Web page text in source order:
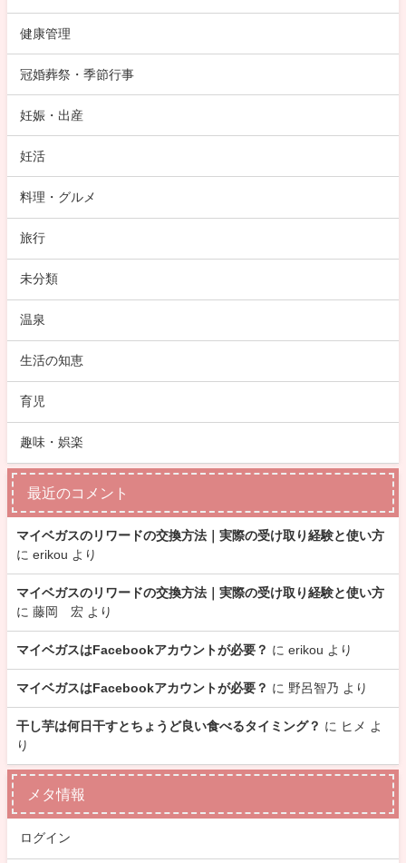
健康管理
冠婚葬祭・季節行事
妊娠・出産
妊活
料理・グルメ
旅行
未分類
温泉
生活の知恵
育児
趣味・娯楽
最近のコメント
マイベガスのリワードの交換方法｜実際の受け取り経験と使い方
に erikou より
マイベガスのリワードの交換方法｜実際の受け取り経験と使い方
に 藤岡 宏 より
マイベガスはFacebookアカウントが必要？ に erikou より
マイベガスはFacebookアカウントが必要？ に 野呂智乃 より
干し芋は何日干すとちょうど良い食べるタイミング？ に ヒメ
よ
り
メタ情報
ログイン